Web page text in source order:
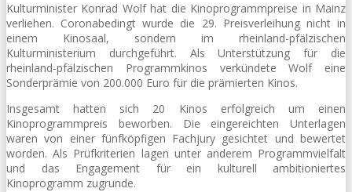
Kulturminister Konrad Wolf hat die Kinoprogrammpreise in Mainz
verliehen. Coronabedingt wurde die 29. Preisverleihung nicht in
einem Kinosaal, sondern im rheinland-pfälzischen
Kulturministerium durchgeführt. Als Unterstützung für die
rheinland-pfälzischen Programmkinos verkündete Wolf eine
Sonderprämie von 200.000 Euro für die prämierten Kinos.
Insgesamt hatten sich 20 Kinos erfolgreich um einen
Kinoprogrammpreis beworben. Die eingereichten Unterlagen
waren von einer fünfköpfigen Fachjury gesichtet und bewertet
worden. Als Prüfkriterien lagen unter anderem Programmvielfalt
und das Engagement für ein kulturell ambitioniertes
Kinoprogramm zugrunde.